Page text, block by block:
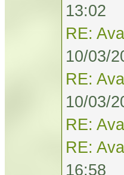
13:02
RE:
10/03/
RE:
10/03/
RE:
RE:
16:58